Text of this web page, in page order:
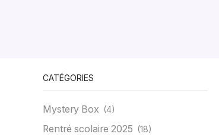
CATÉGORIES
Mystery Box (4)
Rentré scolaire 2025 (18)